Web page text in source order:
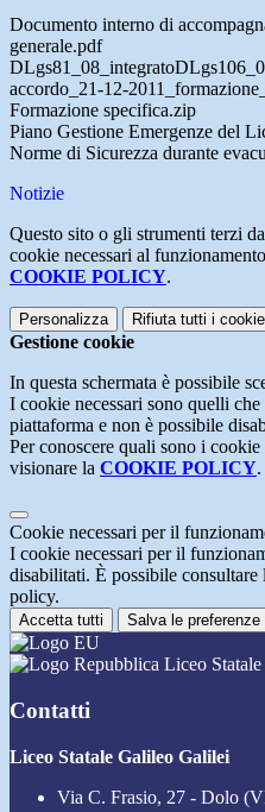
Documento interno di
generale.pdf
accordo_21-12-
Formazione specifica.zip
Piano Gestione Emergenze del
Norme di Sicurezza durante
Notizie
Questo sito o gli strumenti terzi
cookie necessari al
COOKIE POLICY.
Personalizza Rifiuta tutti i
Gestione cookie
In questa schermata è possibile
I cookie necessari sono quelli
piattaforma e non è possibile
Per conoscere quali sono i
visionare la COOKIE POLICY.
Cookie necessari per il
I cookie necessari per il
disabilitati. È possibile
policy.
Accetta tutti Salva le preferenze
Liceo
Contatti
Liceo Statale Galileo Galilei
Via C. Frasio, 27 - Dolo